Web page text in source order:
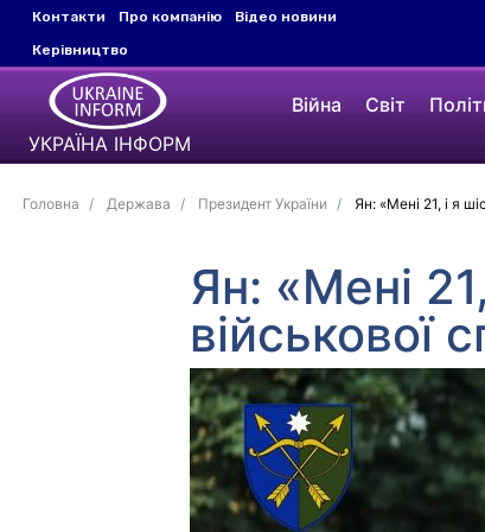
Контакти Про компанію
Відео новини
Керівництво
УКРАЇНА ІНФОРМ
Війна Світ
Головна Держава Президент України Ян: «Мені 21, і я
Ян: «Мені
військової